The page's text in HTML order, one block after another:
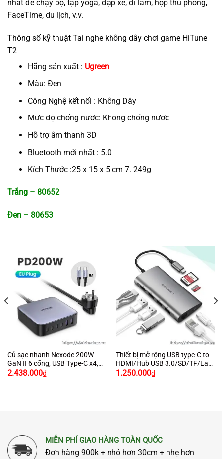
nhất để chạy bộ, tập yoga, đạp xe, đi làm, họp thu phóng,
FaceTime, du lịch, v.v.
Thông số kỹ thuật Tai nghe không dây chơi game HiTune
T2
Hãng sản xuất : Ugreen
Màu: Đen
Công Nghệ kết nối : Không Dây
Mức độ chống nước: Không chống nước
Hỗ trợ âm thanh 3D
Bluetooth mới nhất : 5.0
Kích Thước :25 x 15 x 5 cm 7. 249g
Trắng – 80652
Đen – 80653
Củ sạc nhanh Nexode 200W
GaN II 6 cổng, USB Type-C x4,
USB Type-A x2 Ugreen 40914
2.438.000₫
Thiết bị mở rộng USB type-C to
HDMI/Hub USB 3.0/SD/TF/Lan
Gigabit chính hãng Ugreen
1.250.000₫
MIỄN PHÍ GIAO HÀNG TOÀN QUỐC
Đơn hàng 900k + nhỏ hơn 30cm + nhẹ hơn